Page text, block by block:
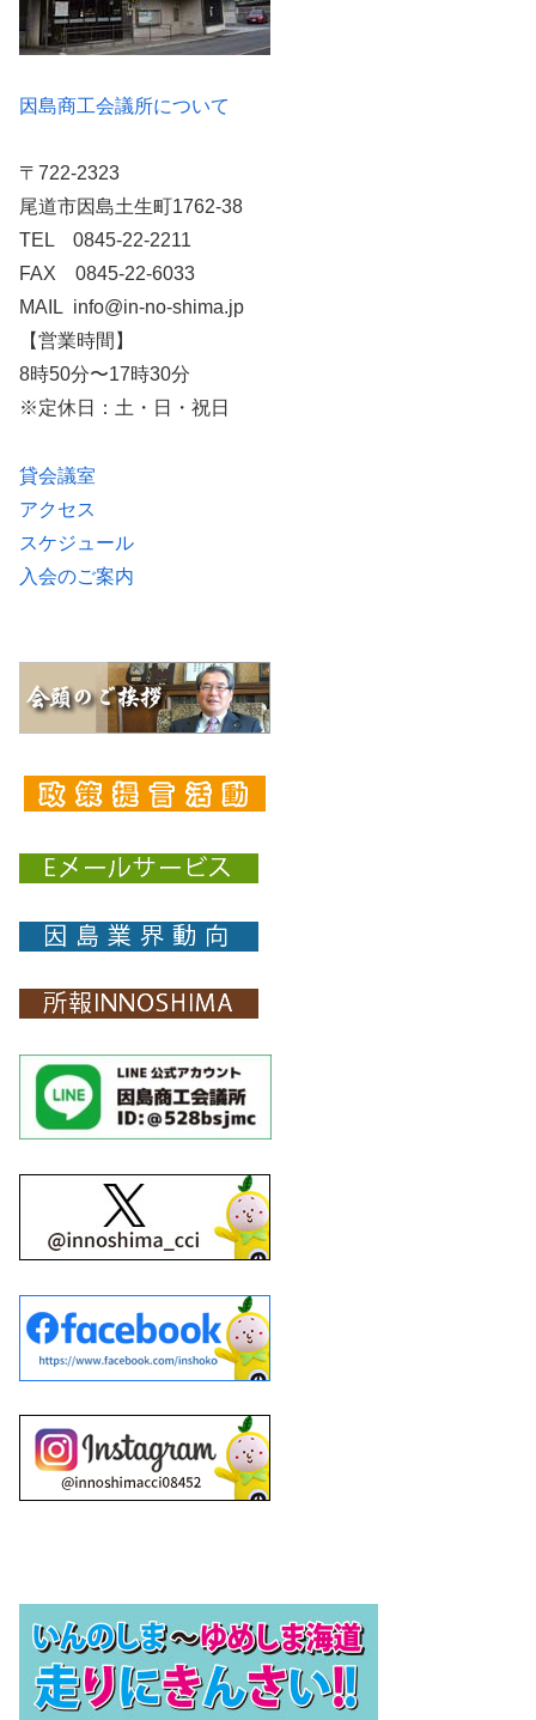
因島商工会議所について
〒722-2323
尾道市因島土生町1762-38
TEL 0845-22-2211
FAX 0845-22-6033
MAIL info@in-no-shima.jp
【営業時間】
8時50分〜17時30分
※定休日：土・日・祝日
貸会議室
アクセス
スケジュール
入会のご案内